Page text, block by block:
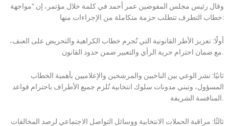
وقال رئيس مجلس المفوضين عمر أحمد في كلمة خلال مؤتمر، إن “مواجهة
خطاب التطرف تتطلب حزمة متكاملة من الإجراءات منها:
أولًا: تعزيز الأطر القانونية التي تُجرم خطاب الكراهية والتحريض على العنف،
مع ضمان احترام حرية الرأي والتعبير ضمن حدود القانون.
ثانيًا: نشر الوعي بين الناخبين والمرشحين والإعلاميين بأهمية الخطاب
المسؤول، وتبني مدونات سلوك انتخابية تُلزم جميع الأطراف باحترام قواعد
المنافسة الشريفة.
ثالثًا: مراقبة الحملات الانتخابية ووسائل التواصل الاجتماعي لرصد المخالفات